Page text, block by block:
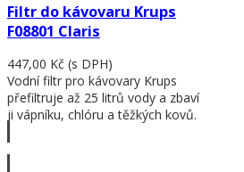
Filtr do kávovaru Krups
F08801 Claris
447,00 Kč (s DPH)
Vodní filtr pro kávovary Krups
přefiltruje až 25 litrů vody a zbaví
ji vápníku, chlóru a těžkých kovů.